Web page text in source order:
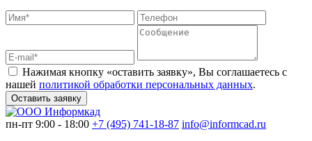
Нажимая кнопку «оставить заявку», Вы соглашаетесь с
нашей политикой обработки персональных данных.
Оставить заявку
пн-пт 9:00 - 18:00 +7 (495) 741-18-87 info@informcad.ru